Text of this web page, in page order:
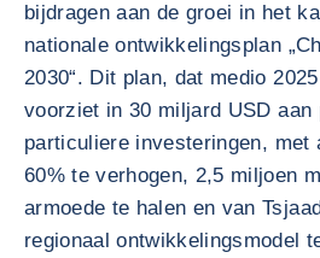
bijdragen aan de groei in het
nationale ontwikkelingsplan
2030“. Dit plan, dat medio
voorziet in 30 miljard USD aan
particuliere investeringen, met
60% te verhogen, 2,5 miljoen
armoede te halen en van
regionaal ontwikkelingsmodel